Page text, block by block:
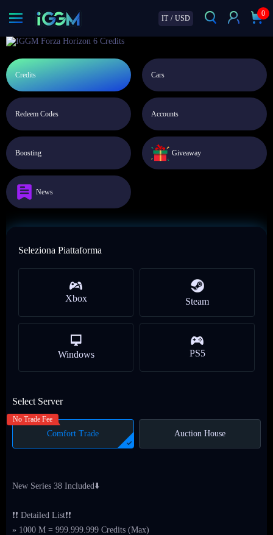
IT / USD
0
Credits Cars
Redeem Codes Accounts
Boosting Giveaway
News
Seleziona Piattaforma
Xbox Steam
Windows PS5
Select Server
Comfort Trade
No Trade Fee
Auction House
New Series 38 Included⬇️
❗❗ Detailed List❗❗
» 1000 M = 999.999.999 Credits (Max)